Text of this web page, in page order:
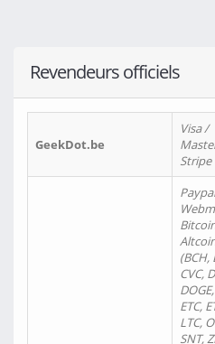
Revendeurs officiels
GeekDot.be
Visa /
Stripe
(BCH,
CVC,
ETC,
LTC,
SNT,